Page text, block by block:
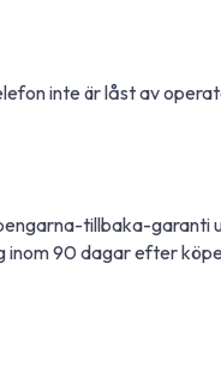
inte är låst av
tillbaka-garanti
inom 90 dagar efter